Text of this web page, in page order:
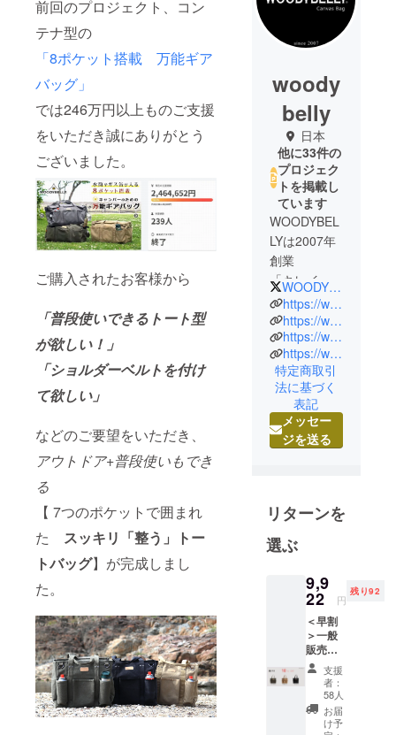
前回のプロジェクト、コン
テナ型の
「8ポケット搭載 万能ギア
バッグ」
では246万円以上ものご支援
をいただき誠にありがとう
ございました。
ご購入されたお客様から
「普段使いできるトート型
が欲しい！」
「ショルダーベルトを付け
て欲しい」
などのご要望をいただき、
アウトドア+普段使いもでき
る
【 7つのポケットで囲まれ
た スッキリ「整う」トー
トバッグ】が完成しまし
た。
woody
belly
日本
他に33件の
プロジェク
トを掲載し
ています
WOODYBEL
LYは2007年
創業
「キレイ目
カジュア
ル」をコン
セプトに
どれも大人
の男性が気
軽に使え
て、見た目
もカジュア
インを重視
していま
す。
でも世の中
に貢献でき
ることは何
製造販売業
者として考
え出した答
WOODYBELLY_bag
https://woodybelly.com/
https://www.instagram.com/woodybelly_shop/
https://www.facebook.com/WOODYBELLYcanvasbag
https://www.rakuten.co.jp/woodybelly/
特定商取引
法に基づく
表記
メッセー
ジを送る
リターンを
選ぶ
9,9
22 円
残り92
＜早割
＞一般
販売予
定価格
￥12,10
0（税・
送料
込）の
支援
者：
58人
お届
け予